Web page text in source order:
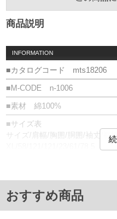
商品説明
INFORMATION
■カタログコード mts18206
■M-CODE n-1006
■素材 綿100%
■サイズ表
サイズ/肩幅/胸囲/胴囲/袖丈/裾
単位はcm
※【返品交換について】
おすすめ商品